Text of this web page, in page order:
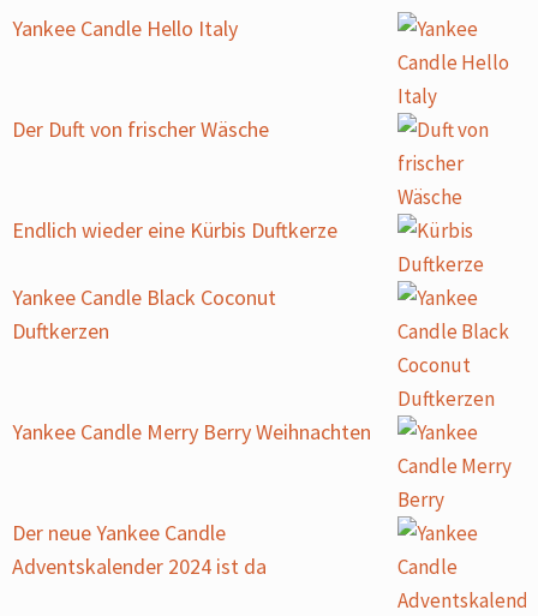
Yankee Candle Hello Italy
Der Duft von frischer Wäsche
Endlich wieder eine Kürbis Duftkerze
Yankee Candle Black Coconut
Duftkerzen
Yankee Candle Merry Berry Weihnachten
Der neue Yankee Candle
Adventskalender 2024 ist da